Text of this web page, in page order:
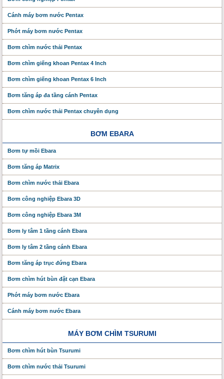
Cánh máy bơm nước Pentax
Phớt máy bơm nước Pentax
Bơm chìm nước thải Pentax
Bơm chìm giếng khoan Pentax 4 Inch
Bơm chìm giếng khoan Pentax 6 Inch
Bơm tăng áp đa tầng cánh Pentax
Bơm chìm nước thải Pentax chuyên dụng
BƠM EBARA
Bơm tự mồi Ebara
Bơm tăng áp Matrix
Bơm chìm nước thải Ebara
Bơm công nghiệp Ebara 3D
Bơm công nghiệp Ebara 3M
Bơm ly tâm 1 tầng cánh Ebara
Bơm ly tâm 2 tầng cánh Ebara
Bơm tăng áp trục đứng Ebara
Bơm chìm hút bùn đặt cạn Ebara
Phớt máy bơm nước Ebara
Cánh máy bơm nước Ebara
MÁY BƠM CHÌM TSURUMI
Bơm chìm hút bùn Tsurumi
Bơm chìm nước thải Tsurumi